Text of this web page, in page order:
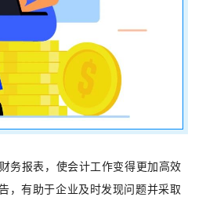
务报表，使会计工作变得更加高效
，有助于企业及时发现问题并采取